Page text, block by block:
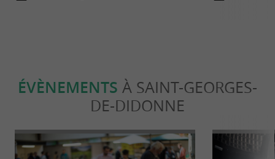
ÉVÈNEMENTS À SAINT-GEORGES-
DE-DIDONNE